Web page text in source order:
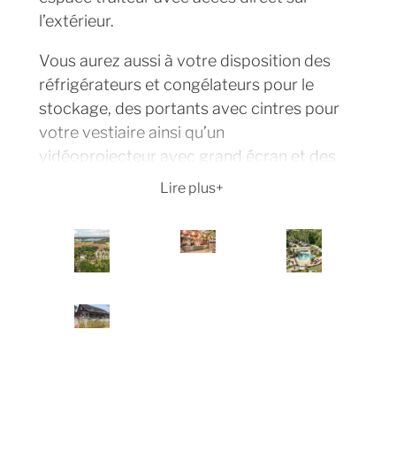
l’extérieur.
Lire plus
Vous aurez aussi à votre disposition des
réfrigérateurs et congélateurs pour le
stockage, des portants avec cintres pour
votre vestiaire ainsi qu’un
vidéoprojecteur avec grand écran et des
spots de lumière.
Profitez de notre package de 6
hébergements sur place qui constituent
un avantage important pour la réussite de
votre événement. Offrez la possibilité à
vos invités de dormir sur place.